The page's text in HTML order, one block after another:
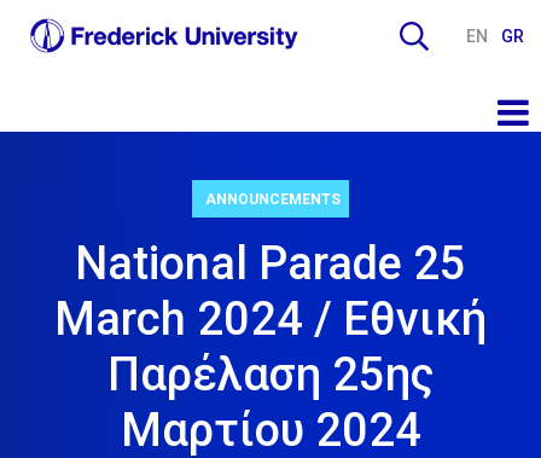
EN GR
ANNOUNCEMENTS
National Parade 25
March 2024 / Εθνική
Παρέλαση 25ης
Μαρτίου 2024